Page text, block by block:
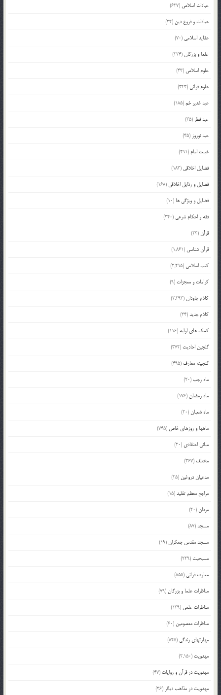
عبادات اسلامی (627)
عبادات و فروع دین (34)
عقاید اسلامی (70)
علما و بزرگان(224)
علوم اسلامی (43)
علوم قرآنی (343)
عید غدیر خم(185)
عید فطر (35)
عید نوروز (45)
غیبت امام (291)
فضایل اخلاقی (183)
فضایل و رذایل اخلاقی (168)
فضایل و ویژگی ها (10)
فقه و احکام شرعی (340)
قرآن(23)
قرآن شناسی (1,861)
کتب اسلامی (2,295)
کرامات و معجزات (9)
کلام جاودان(2,293)
کلام جدید(34)
کمک های اولیه (116)
گلچین احادیث (372)
گنجینه معارف (495)
ماه رجب(20)
ماه رمضان(176)
ماه شعبان(20)
ماهها و روزهای خاص (745)
مبانی اعتقادی (20)
مختلف (367)
مدعیان دروغین (25)
مراجع معظم تقلید(15)
مردان(40)
مسجد(87)
مسجد مقدس جمکران(19)
مسیحیت (229)
معارف قرآنی (855)
مناظرات علما و بزرگان(79)
مناظرات علمی (139)
مناظرات معصومین (60)
مهارتهای زندگی (845)
مهدویت (2,150)
مهدویت در قرآن و روایات (47)
مهدویت در مذاهب دیگر (36)